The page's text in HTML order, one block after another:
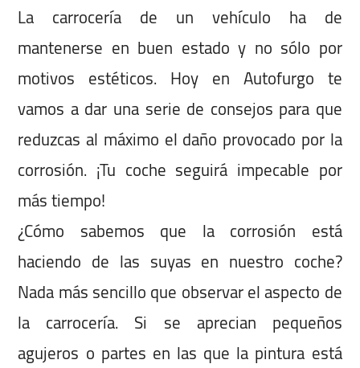
La carrocería de un vehículo ha de
mantenerse en buen estado y no sólo por
motivos estéticos. Hoy en Autofurgo te
vamos a dar una serie de consejos para que
reduzcas al máximo el daño provocado por la
corrosión. ¡Tu coche seguirá impecable por
más tiempo!
¿Cómo sabemos que la corrosión está
haciendo de las suyas en nuestro coche?
Nada más sencillo que observar el aspecto de
la carrocería. Si se aprecian pequeños
agujeros o partes en las que la pintura está